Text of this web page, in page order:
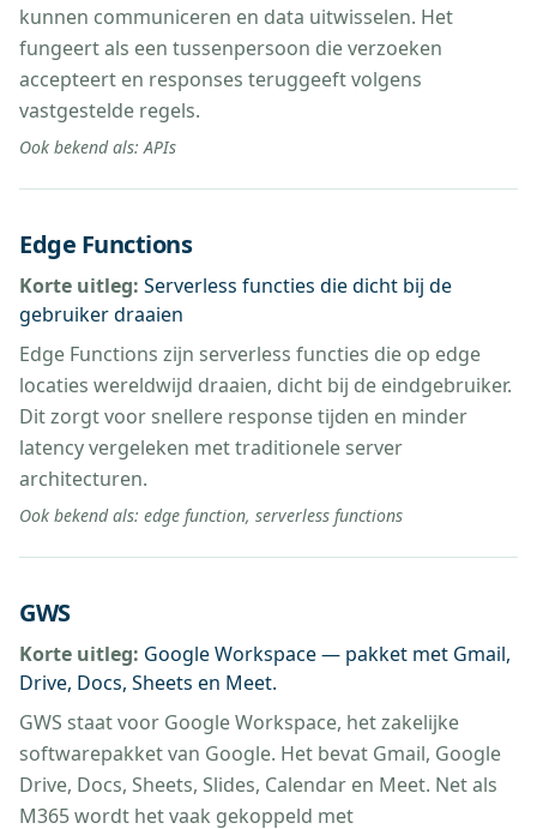
kunnen communiceren en data uitwisselen. Het
fungeert als een tussenpersoon die verzoeken
accepteert en responses teruggeeft volgens
vastgestelde regels.
Ook bekend als:APIs
Edge Functions
Korte uitleg: Serverless functies die dicht bij de
gebruiker draaien
Edge Functions zijn serverless functies die op edge
locaties wereldwijd draaien, dicht bij de eindgebruiker.
Dit zorgt voor snellere response tijden en minder
latency vergeleken met traditionele server
architecturen.
Ook bekend als: edge function, serverless functions
GWS
Korte uitleg: Google Workspace — pakket met Gmail,
Drive, Docs, Sheets en Meet.
GWS staat voor Google Workspace, het zakelijke
softwarepakket van Google. Het bevat Gmail, Google
Drive, Docs, Sheets, Slides, Calendar en Meet. Net als
M365 wordt het vaak gekoppeld met